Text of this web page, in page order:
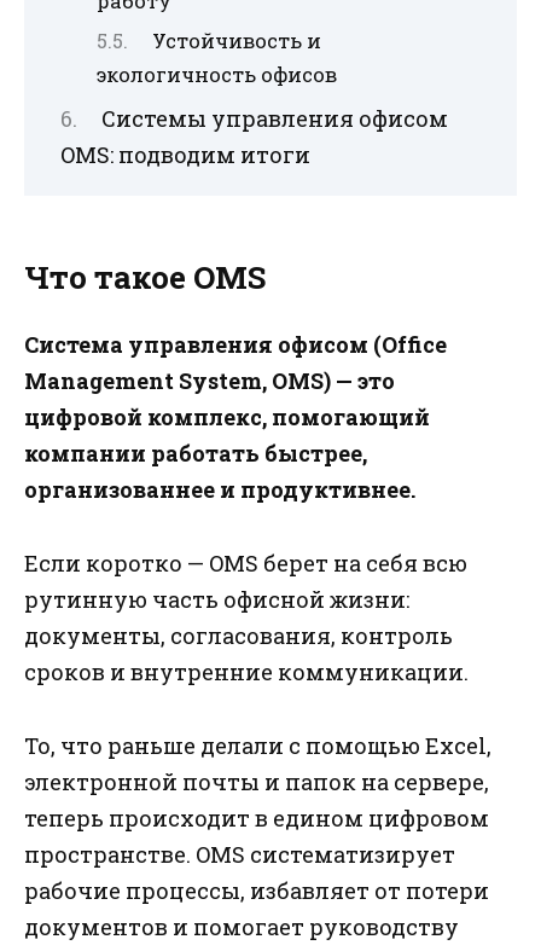
Устойчивость и
экологичность офисов
Системы управления офисом
OMS: подводим итоги
Что такое OMS
Система управления офисом (Office
Management System, OMS) — это
цифровой комплекс, помогающий
компании работать быстрее,
организованнее и продуктивнее.
Если коротко — OMS берет на себя всю
рутинную часть офисной жизни:
документы, согласования, контроль
сроков и внутренние коммуникации.
То, что раньше делали с помощью Excel,
электронной почты и папок на сервере,
теперь происходит в едином цифровом
пространстве. OMS систематизирует
рабочие процессы, избавляет от потери
документов и помогает руководству